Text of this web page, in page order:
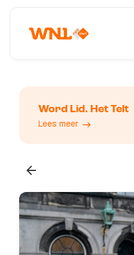
Word Lid. Het Telt
Lees meer